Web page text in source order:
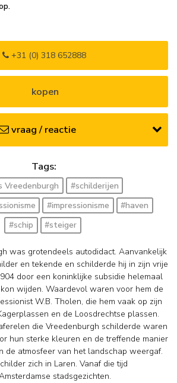
+31 (0) 318 652888
kopen
vraag / reactie
Tags:
Vreedenburgh
#schilderijen
#impressionisme
#haven
#schip
#steiger
was grotendeels autodidact. Aanvankelijk
en tekende en schilderde hij in zijn vrije
door een koninklijke subsidie helemaal
wijden. Waardevol waren voor hem de
W.B. Tholen, die hem vaak op zijn
en de Loosdrechtse plassen.
die Vreedenburgh schilderde waren
hun sterke kleuren en de treffende manier
de atmosfeer van het landschap weergaf.
zich in Laren. Vanaf die tijd
stadsgezichten.